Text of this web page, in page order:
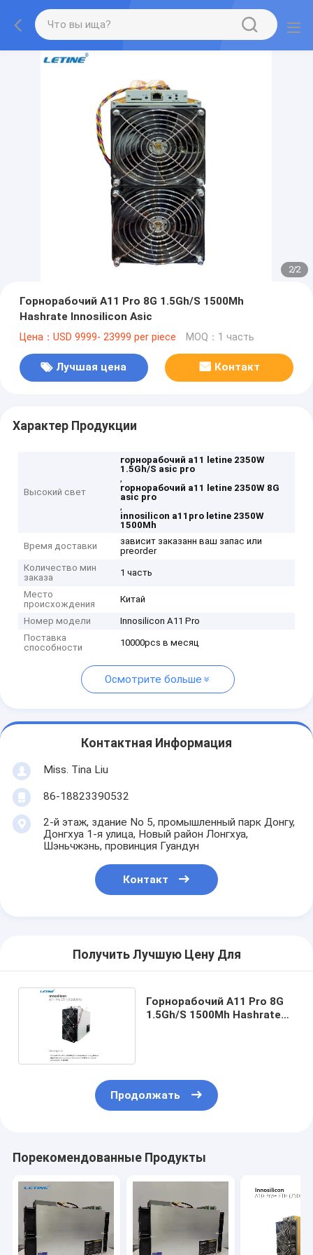
2/2
Горнорабочий A11 Pro 8G 1.5Gh/S 1500Mh
Hashrate Innosilicon Asic
Цена：USD 9999- 23999 per piece MOQ：1 часть
Лучшая цена Контакт
Характер Продукции
Высокий свет
горнорабочий a11 letine 2350W
1.5Gh/S asic pro
,
горнорабочий a11 letine 2350W 8G
asic pro
,
innosilicon a11pro letine 2350W
1500Mh
Время доставки
зависит заказанн ваш запас или
preorder
Количество мин
заказа
1 часть
Место
происхождения
Китай
Номер модели
Innosilicon A11 Pro
Поставка
способности
10000pcs в месяц
Осмотрите больше
Контактная Информация
Miss. Tina Liu
86-18823390532
2-й этаж, здание No 5, промышленный парк Донгу,
Донгхуа 1-я улица, Новый район Лонгхуа,
Шэньчжэнь, провинция Гуандун
Контакт
Получить Лучшую Цену Для
Горнорабочий A11 Pro 8G
1.5Gh/S 1500Mh Hashrate
Продолжать
Порекомендованные Продукты